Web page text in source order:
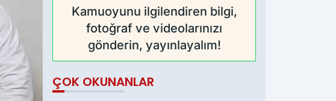
Kamuoyunu ilgilendiren bilgi,
fotoğraf ve videolarınızı
gönderin, yayınlayalım!
ÇOK OKUNANLAR